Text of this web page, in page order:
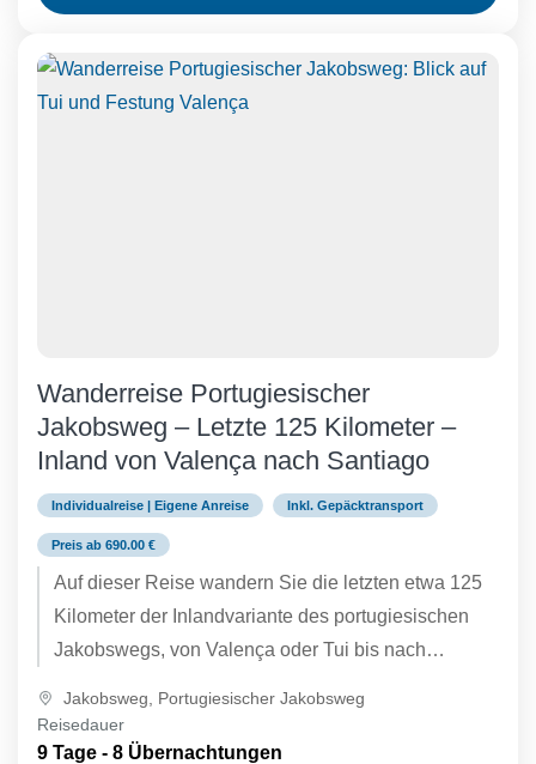
Wanderreise Portugiesischer
Jakobsweg – Letzte 125 Kilometer –
Inland von Valença nach Santiago
Individualreise | Eigene Anreise Inkl. Gepäcktransport
Preis ab 690.00 €
Auf dieser Reise wandern Sie die letzten etwa 125
Kilometer der Inlandvariante des portugiesischen
Jakobswegs, von Valença oder Tui bis nach
Jakobsweg
Portugiesischer Jakobsweg
Reisedauer
9 Tage - 8 Übernachtungen